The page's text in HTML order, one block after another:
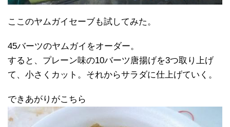
ここのヤムガイセーブも試してみた。
45バーツのヤムガイをオーダー。
すると、プレーン味の10バーツ唐揚げを3つ取り上げ
て、小さくカット。それからサラダに仕上げていく。
できあがりがこちら